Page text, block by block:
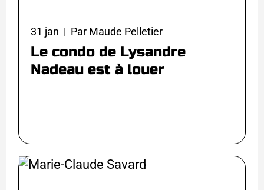
31 jan | Par Maude Pelletier
Le condo de Lysandre
Nadeau est à louer